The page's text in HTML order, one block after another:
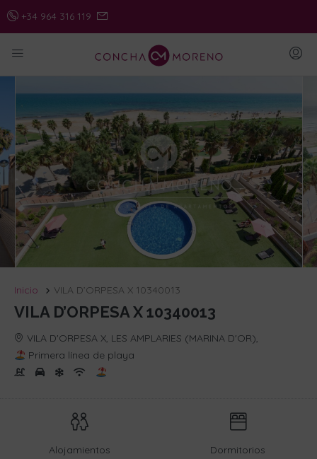
+34 964 316 119
Inicio VILA D’ORPESA X 10340013
VILA D’ORPESA X 10340013
VILA D'ORPESA X, LES AMPLARIES (MARINA D'OR),
Primera línea de playa
Alojamientos
Dormitorios